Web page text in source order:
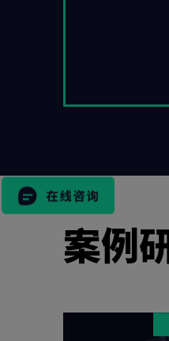
格
市场活动
案例